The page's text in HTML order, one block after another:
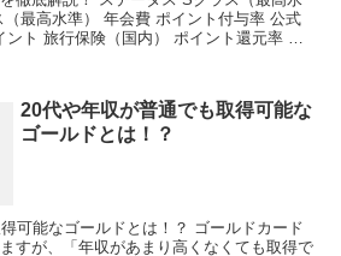
最高水準） 年会費 ポイント付与率 公式
ト 旅行保険（国内） ポイント還元率 最
20代や年収が普通でも取得可能な
ゴールドとは！？
可能なゴールドとは！？ ゴールドカード
すが、「年収があまり高くなくても取得で